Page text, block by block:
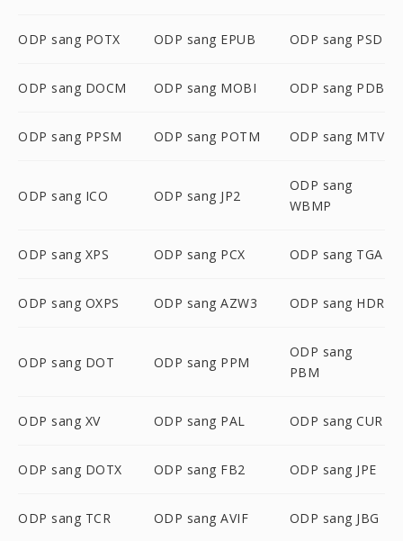
ODP sang POTX ODP sang EPUB ODP sang PSD
ODP sang DOCM ODP sang MOBI ODP sang PDB
ODP sang PPSM ODP sang POTM ODP sang MTV
ODP sang ICO ODP sang JP2
ODP sang
WBMP
ODP sang XPS ODP sang PCX ODP sang TGA
ODP sang OXPS ODP sang AZW3 ODP sang HDR
ODP sang DOT ODP sang PPM
ODP sang
PBM
ODP sang XV ODP sang PAL ODP sang CUR
ODP sang DOTX ODP sang FB2 ODP sang JPE
ODP sang TCR ODP sang AVIF ODP sang JBG